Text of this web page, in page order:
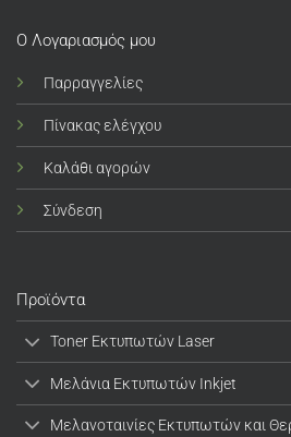
Ο Λογαριασμός μου
Παρραγγελίες
Πίνακας ελέγχου
Καλάθι αγορών
Σύνδεση
Προϊόντα
Toner Εκτυπωτών Laser
Μελάνια Εκτυπωτών Inkjet
Μελανοταινίες Εκτυπωτών και